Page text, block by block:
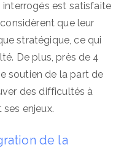
est satisfaite
que leur
stratégique, ce qui
De plus, près de 4
soutien de la part de
des difficultés à
enjeux.
de la